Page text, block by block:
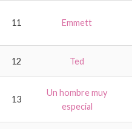
11 Emmett
12 Ted
13
Un hombre muy
especial